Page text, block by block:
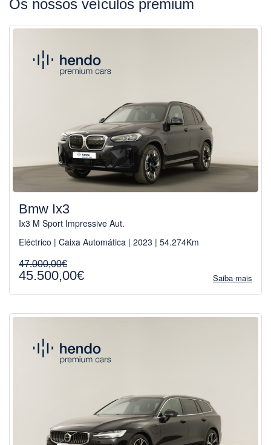
Os nossos veículos premium
Bmw Ix3
Ix3 M Sport Impressive Aut.
Eléctrico | Caixa Automática | 2023 | 54.274Km
47.000,00€
45.500,00€ Saiba mais